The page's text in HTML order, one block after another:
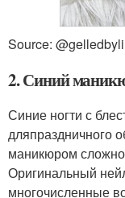
Source:
2. Синий
Синие ногти с
дляпраздничного
маникюром
Оригинальный
многочисленные